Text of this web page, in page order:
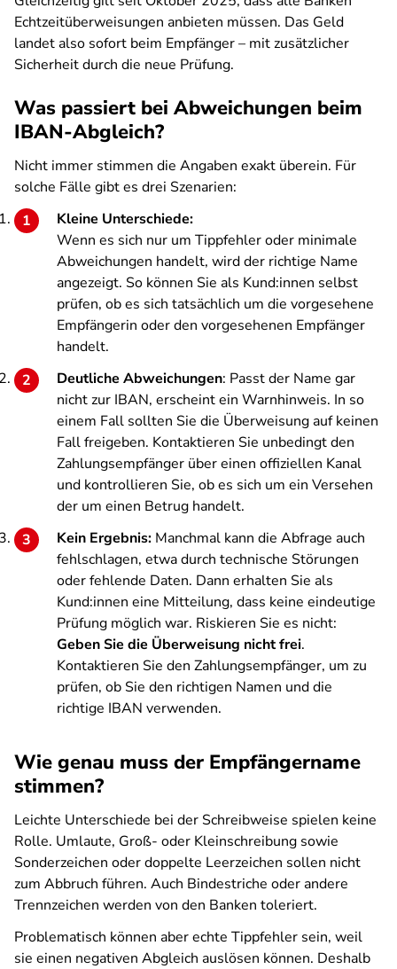
Echtzeitüberweisungen anbieten müssen. Das Geld
landet also sofort beim Empfänger – mit zusätzlicher
Sicherheit durch die neue Prüfung.
Was passiert bei Abweichungen beim
IBAN-Abgleich?
Nicht immer stimmen die Angaben exakt überein. Für
solche Fälle gibt es drei Szenarien:
Kleine Unterschiede:
Wenn es sich nur um Tippfehler oder minimale
Abweichungen handelt, wird der richtige Name
angezeigt. So können Sie als Kund:innen selbst
prüfen, ob es sich tatsächlich um die vorgesehene
Empfängerin oder den vorgesehenen Empfänger
handelt.
Deutliche Abweichungen: Passt der Name gar
nicht zur IBAN, erscheint ein Warnhinweis. In so
einem Fall sollten Sie die Überweisung auf keinen
Fall freigeben. Kontaktieren Sie unbedingt den
Zahlungsempfänger über einen offiziellen Kanal
und kontrollieren Sie, ob es sich um ein Versehen
der um einen Betrug handelt.
Kein Ergebnis: Manchmal kann die Abfrage auch
fehlschlagen, etwa durch technische Störungen
oder fehlende Daten. Dann erhalten Sie als
Kund:innen eine Mitteilung, dass keine eindeutige
Prüfung möglich war. Riskieren Sie es nicht:
Geben Sie die Überweisung nicht frei.
Kontaktieren Sie den Zahlungsempfänger, um zu
prüfen, ob Sie den richtigen Namen und die
richtige IBAN verwenden.
Wie genau muss der Empfängername
stimmen?
Leichte Unterschiede bei der Schreibweise spielen keine
Rolle. Umlaute, Groß- oder Kleinschreibung sowie
Sonderzeichen oder doppelte Leerzeichen sollen nicht
zum Abbruch führen. Auch Bindestriche oder andere
Trennzeichen werden von den Banken toleriert.
Problematisch können aber echte Tippfehler sein, weil
sie einen negativen Abgleich auslösen können. Deshalb